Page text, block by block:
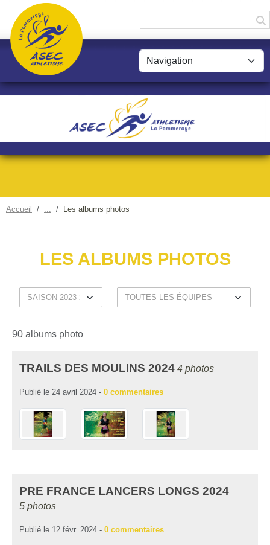
Accueil Les albums photos
LES ALBUMS PHOTOS
90 albums photo
TRAILS DES MOULINS 2024 4 photos
Publié le 24 avril 2024 - 0 commentaires
PRE FRANCE LANCERS LONGS 2024
5 photos
Publié le 12 févr. 2024 - 0 commentaires
Panneau de gestion des cookies